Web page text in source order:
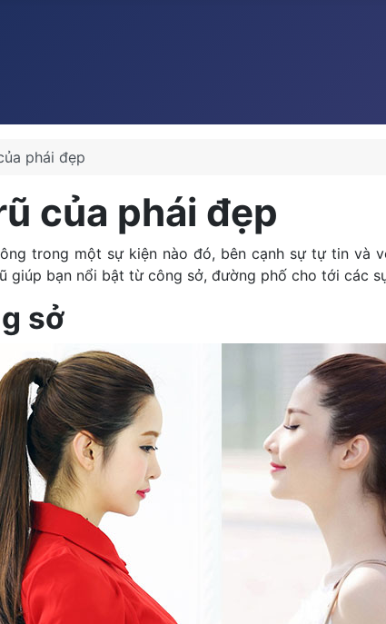
phái đẹp
của phái đẹp
trong một sự kiện nào đó, bên cạnh sự tự tin và
giúp bạn nổi bật từ công sở, đường phố cho tới các
sở